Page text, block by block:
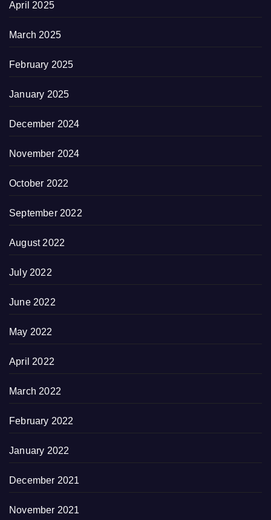
April 2025
March 2025
February 2025
January 2025
December 2024
November 2024
October 2022
September 2022
August 2022
July 2022
June 2022
May 2022
April 2022
March 2022
February 2022
January 2022
December 2021
November 2021